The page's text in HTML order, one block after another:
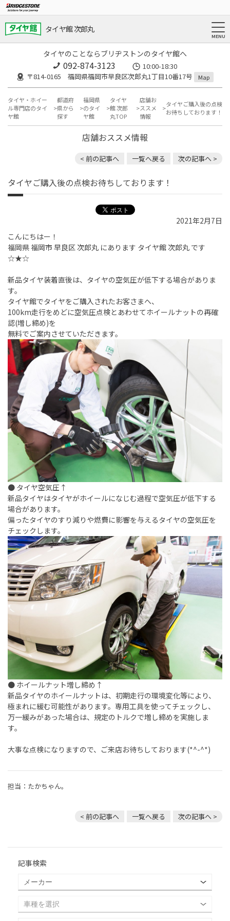
タイヤ館 次郎丸
タイヤのことならブリヂストンのタイヤ館へ
092-874-3123
10:00-18:30
〒814-0165 福岡県福岡市早良区次郎丸1丁目10番17号
Map
タイヤ・ホイー
ル専門店のタイ
ヤ館
都道府
県から
探す
福岡県
のタイ
ヤ館
タイヤ
館 次郎
丸TOP
店舗お
ススメ
情報
タイヤご購入後の点検
お待ちしております！
店舗おススメ情報
< 前の記事へ 一覧へ戻る 次の記事へ >
タイヤご購入後の点検お待ちしております！
2021年2月7日
こんにちはー！
福岡県 福岡市 早良区 次郎丸 にあります タイヤ館 次郎丸 です
☆★☆
新品タイヤ装着直後は、タイヤの空気圧が低下する場合がありま
す。
タイヤ館でタイヤをご購入されたお客さまへ、
100km走行をめどに空気圧点検とあわせてホイールナットの再確
認(増し締め)を
無料でご案内させていただきます。
● タイヤ空気圧↑
新品タイヤはタイヤがホイールになじむ過程で空気圧が低下する
場合があります。
偏ったタイヤのすり減りや燃費に影響を与えるタイヤの空気圧を
チェックします。
● ホイールナット増し締め↑
新品タイヤのホイールナットは、初期走行の環境変化等により、
極まれに緩む可能性があります。専用工具を使ってチェックし、
万一緩みがあった場合は、規定のトルクで増し締めを実施しま
す。
大事な点検になりますので、ご来店お待ちしております(*^-^*)
担当：たかちゃん。
< 前の記事へ 一覧へ戻る 次の記事へ >
記事検索